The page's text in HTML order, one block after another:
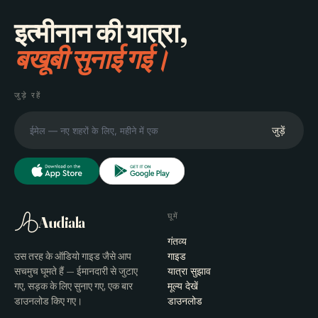
इत्मीनान की यात्रा,
बखूबी सुनाई गई।
जुड़े रहें
जुड़ें
Audiala
उस तरह के ऑडियो गाइड जैसे आप
सचमुच घूमते हैं — ईमानदारी से जुटाए
गए, सड़क के लिए सुनाए गए, एक बार
डाउनलोड किए गए।
घूमें
गंतव्य
गाइड
यात्रा सुझाव
मूल्य देखें
डाउनलोड